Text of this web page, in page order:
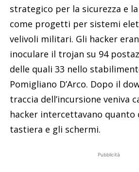
strategico per la sicurezza e
come progetti per sistemi
velivoli militari. Gli hacker
inoculare il trojan su 94
delle quali 33 nello
Pomigliano D’Arco. Dopo il
traccia dell’incursione veniva
hacker intercettavano
tastiera e gli schermi.
Pubblicità